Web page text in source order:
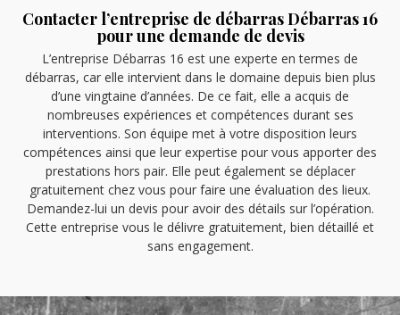
Contacter l’entreprise de débarras Débarras 16
pour une demande de devis
L’entreprise Débarras 16 est une experte en termes de
débarras, car elle intervient dans le domaine depuis bien plus
d’une vingtaine d’années. De ce fait, elle a acquis de
nombreuses expériences et compétences durant ses
interventions. Son équipe met à votre disposition leurs
compétences ainsi que leur expertise pour vous apporter des
prestations hors pair. Elle peut également se déplacer
gratuitement chez vous pour faire une évaluation des lieux.
Demandez-lui un devis pour avoir des détails sur l’opération.
Cette entreprise vous le délivre gratuitement, bien détaillé et
sans engagement.